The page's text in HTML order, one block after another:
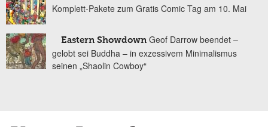
Komplett-Pakete zum Gratis Comic Tag am 10. Mai
Eastern Showdown Geof Darrow beendet –
gelobt sei Buddha – in exzessivem Minimalismus
seinen „Shaolin Cowboy“